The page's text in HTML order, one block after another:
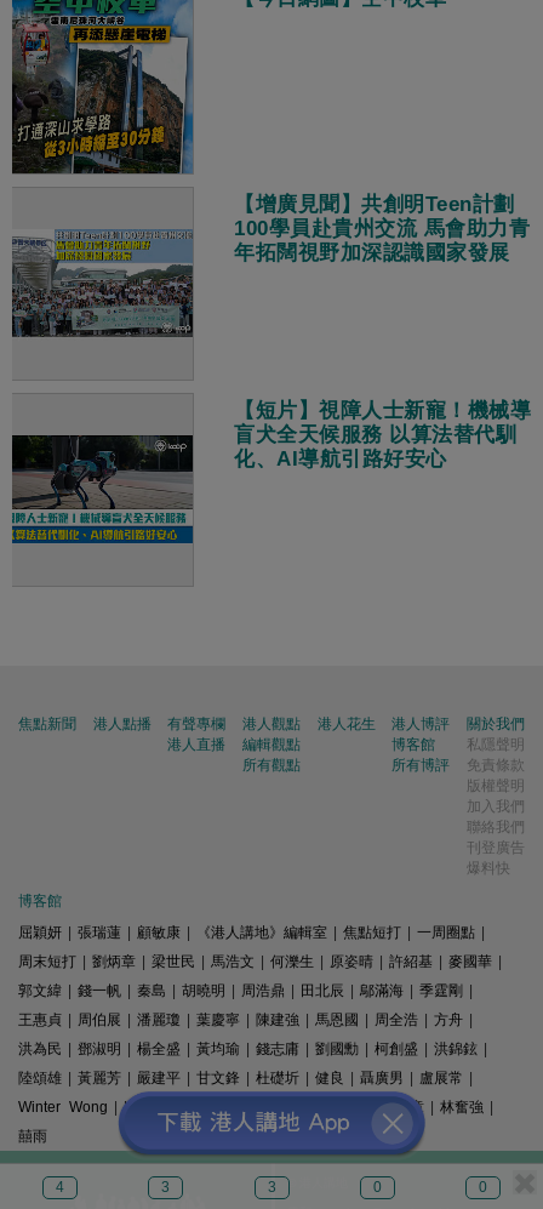
4 3 3 0 0
【增廣見聞】共創明Teen計劃
100學員赴貴州交流 馬會助力青
年拓闊視野加深認識國家發展
【短片】視障人士新寵！機械導
盲犬全天候服務 以算法替代馴
化、AI導航引路好安心
焦點新聞 港人點播
有聲專欄
港人直播
港人觀點
編輯觀點
所有觀點
港人花生
港人博評
博客館
所有博評
關於我們
私隱聲明
免責條款
版權聲明
加入我們
聯絡我們
刊登廣告
爆料快
博客館
屈穎妍
張瑞蓮 顧敏康 《港人講地》編輯室 焦點短打 一周圈點
周末短打
劉炳章 梁世民 馬浩文 何濼生 原姿晴 許紹基 麥國華
郭文緯
錢一帆 秦島 胡曉明 周浩鼎 田北辰 鄔滿海 季霆剛
王惠貞
周伯展 潘麗瓊 葉慶寧 陳建強 馬恩國 周全浩 方舟
洪為民
鄧淑明 楊全盛 黃均瑜 錢志庸 劉國勳 柯創盛 洪錦鉉
陸頌雄
黃麗芳 嚴建平 甘文鋒 杜礎圻 健良 聶廣男 盧展常
Winter Wong
K2 梁文新 羅崑 姚銘 精選文章 林奮強
囍雨
© 港人講地